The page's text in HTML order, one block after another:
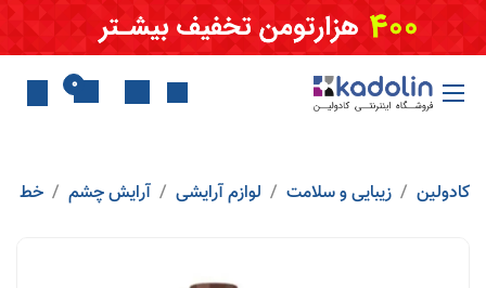
Skip to Content
0
کادولین زیبایی و سلامت لوازم آرایشی آرایش چشم خط